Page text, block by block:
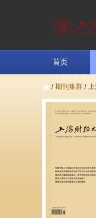
首页
/ 期刊集群 /